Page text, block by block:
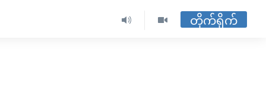
တိုက်ရိုက်